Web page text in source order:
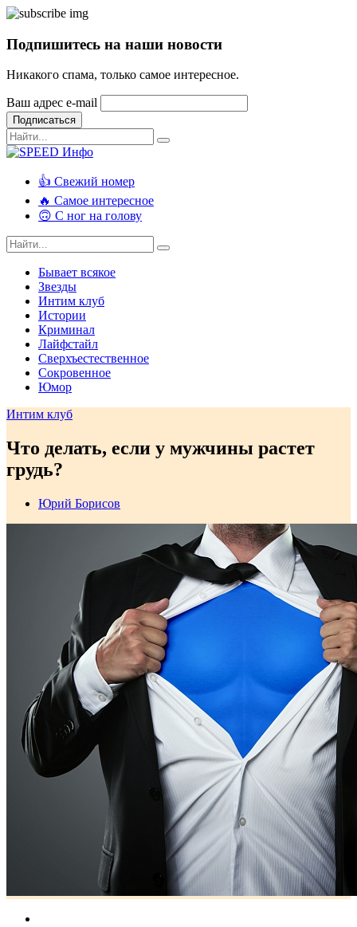
Подпишитесь на наши новости
Никакого спама, только самое интересное.
Ваш адрес e-mail
Подписаться
👍 Свежий номер
🔥 Самое интересное
🙃 С ног на голову
Бывает всякое
Звезды
Интим клуб
Истории
Криминал
Лайфстайл
Сверхъестественное
Сокровенное
Юмор
Интим клуб
Что делать, если у мужчины растет
грудь?
Юрий Борисов